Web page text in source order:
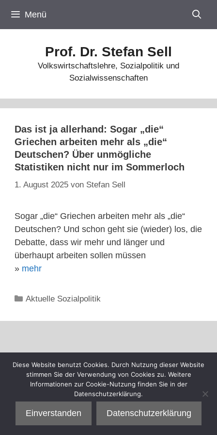
Inhalt
springen
Menü
Prof. Dr. Stefan Sell
Volkswirtschaftslehre, Sozialpolitik und
Sozialwissenschaften
Das ist ja allerhand: Sogar „die“
Griechen arbeiten mehr als „die“
Deutschen? Über unmögliche
Statistiken nicht nur im Sommerloch
1. August 2025 von Stefan Sell
Sogar „die“ Griechen arbeiten mehr als „die“
Deutschen? Und schon geht sie (wieder) los, die
Debatte, dass wir mehr und länger und
überhaupt arbeiten sollen müssen
» mehr
Kategorien
Aktuelle Sozialpolitik
Diese Website benutzt Cookies. Durch Nutzung dieser Website
stimmen Sie der Verwendung von Cookies zu. Weitere
Informationen zur Cookie-Nutzung finden Sie in der
Datenschutzerklärung.
Einverstanden Datenschutzerklärung